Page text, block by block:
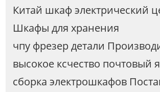
Китай шкаф электрический
Шкафы для хранения
чпу фрезер детали
высокое ксчество почтовый
сборка электрошкафов